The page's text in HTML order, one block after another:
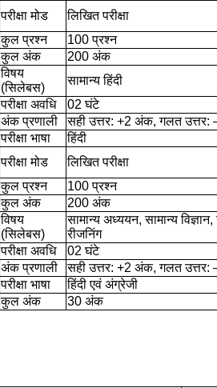
परीक्षा मोड
लिखित परीक्षा
कुल प्रश्न
100 प्रश्न
कुल अंक
200 अंक
विषय
(सिलेबस)
सामान्य हिंदी
परीक्षा अवधि
02 घंटे
अंक प्रणाली
सही उत्तर: +2 अंक, गलत
परीक्षा भाषा
हिंदी
परीक्षा मोड
लिखित परीक्षा
कुल प्रश्न
100 प्रश्न
कुल अंक
200 अंक
विषय
(सिलेबस)
सामान्य अध्ययन, सामान्य
रीजनिंग
परीक्षा अवधि
02 घंटे
अंक प्रणाली
सही उत्तर: +2 अंक, गलत
परीक्षा भाषा
हिंदी एवं अंग्रेजी
कुल अंक 30 अंक